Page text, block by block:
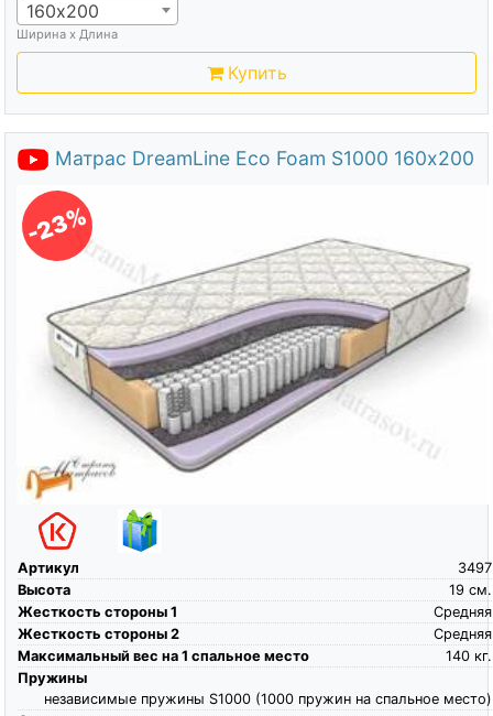
160х200
Ширина х Длина
Купить
Матрас DreamLine Eco Foam S1000 160х200
-23%
Артикул
3497
Высота
см.
19
Жесткость стороны 1
Средняя
Жесткость стороны 2
Средняя
Максимальный вес на 1 спальное место
кг.
140
Пружины
независимые пружины S1000 (1000 пружин на спальное место)